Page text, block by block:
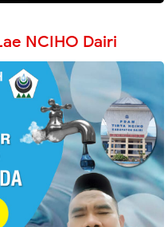
NCIHO Dairi